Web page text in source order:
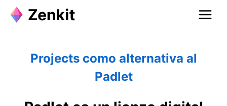
Projects como alternativa al
Padlet